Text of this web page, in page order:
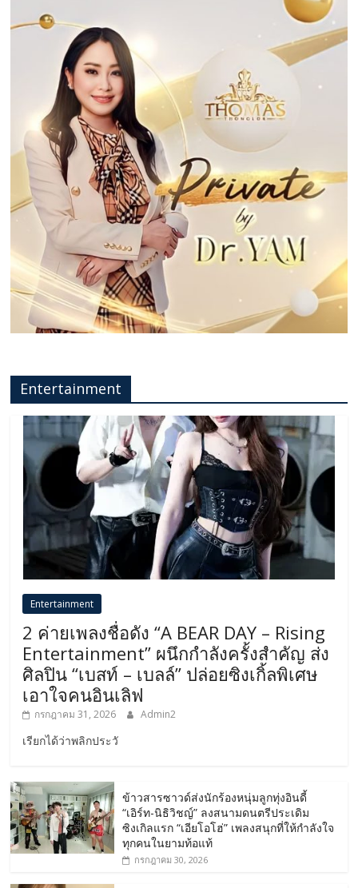
Entertainment
Entertainment
2 ค่ายเพลงชื่อดัง “A BEAR DAY – Rising
Entertainment” ผนึกกำลังครั้งสำคัญ ส่ง
ศิลปิน “เบสท์ – เบลล์” ปล่อยซิงเกิ้ลพิเศษ
เอาใจคนอินเลิฟ
กรกฎาคม 31, 2026 Admin2
เรียกได้ว่าพลิกประวั
ข้าวสารซาวด์ส่งนักร้องหนุ่มลูกทุ่งอินดี้
“เอิร์ท-นิธิวิชญ์” ลงสนามดนตรีประเดิม
ซิงเกิลแรก “เอียโอโฮ่” เพลงสนุกที่ให้กำลังใจ
ทุกคนในยามท้อแท้
กรกฎาคม 30, 2026